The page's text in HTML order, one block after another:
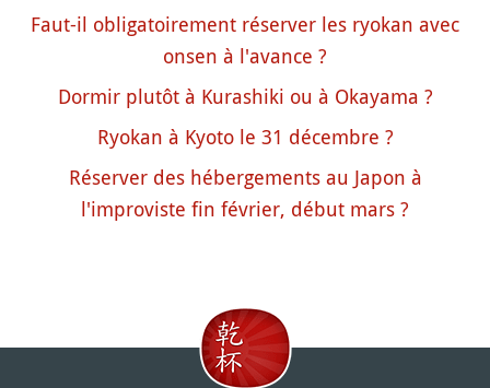
Faut-il obligatoirement réserver les ryokan avec
onsen à l'avance ?
Dormir plutôt à Kurashiki ou à Okayama ?
Ryokan à Kyoto le 31 décembre ?
Réserver des hébergements au Japon à
l'improviste fin février, début mars ?